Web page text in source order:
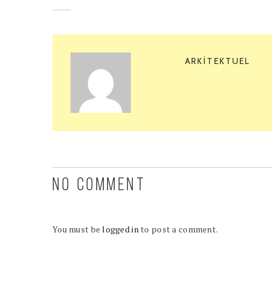
ARKITEKTUEL
NO COMMENT
You must belogged in to post a comment.